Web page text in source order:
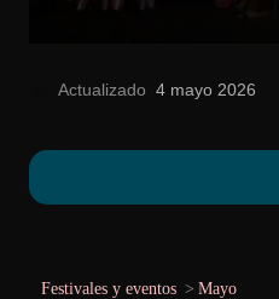
Actualizado 4 mayo 2026
Festivales y eventos > Mayo